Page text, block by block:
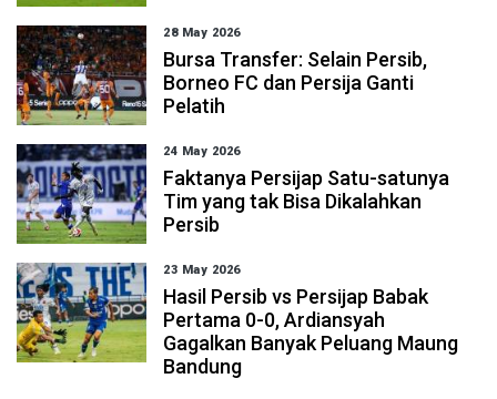
28 May 2026
Bursa Transfer: Selain Persib,
Borneo FC dan Persija Ganti
Pelatih
24 May 2026
Faktanya Persijap Satu-satunya
Tim yang tak Bisa Dikalahkan
Persib
23 May 2026
Hasil Persib vs Persijap Babak
Pertama 0-0, Ardiansyah
Gagalkan Banyak Peluang Maung
Bandung